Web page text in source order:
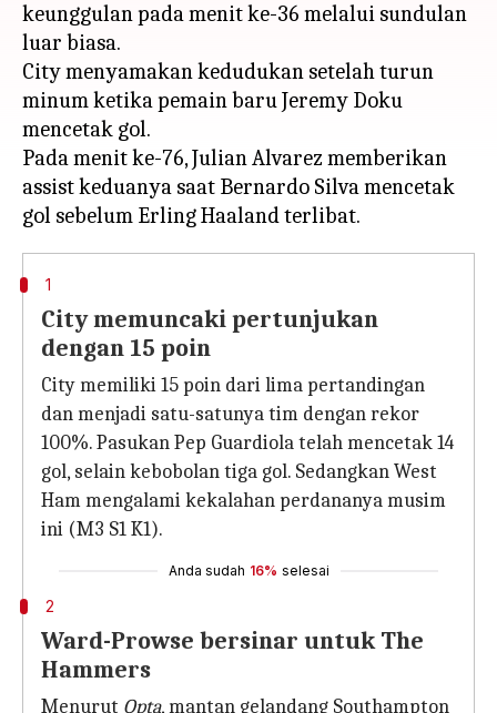
keunggulan pada menit ke-36 melalui sundulan
luar biasa.
City menyamakan kedudukan setelah turun
minum ketika pemain baru Jeremy Doku
mencetak gol.
Pada menit ke-76, Julian Alvarez memberikan
assist keduanya saat Bernardo Silva mencetak
1
City memuncaki pertunjukan
dengan 15 poin
City memiliki 15 poin dari lima pertandingan
dan menjadi satu-satunya tim dengan rekor
100%. Pasukan Pep Guardiola telah mencetak 14
gol, selain kebobolan tiga gol. Sedangkan West
Ham mengalami kekalahan perdananya musim
ini (M3 S1 K1).
Anda sudah 16% selesai
2
Ward-Prowse bersinar untuk The
Hammers
Menurut Opta, mantan gelandang Southampton